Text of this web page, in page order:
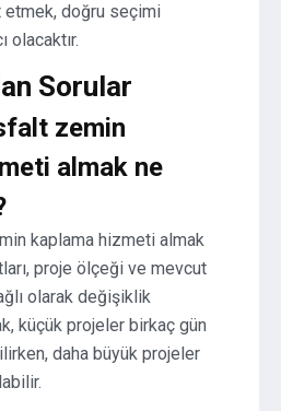
doğru seçimi
olacaktır.
Sorular
zemin
almak ne
kaplama hizmeti almak
proje ölçeği ve mevcut
olarak değişiklik
küçük projeler birkaç gün
daha büyük projeler